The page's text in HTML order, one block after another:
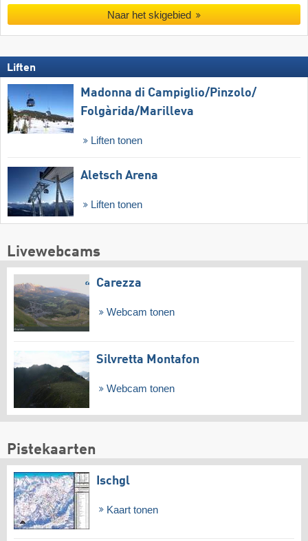
Naar het skigebied
Liften
Madonna di Campiglio/​Pinzolo/​
Folgàrida/​Marilleva
Liften tonen
Aletsch Arena
Liften tonen
Livewebcams
Carezza
Webcam tonen
Silvretta Montafon
Webcam tonen
Pistekaarten
Ischgl
Kaart tonen